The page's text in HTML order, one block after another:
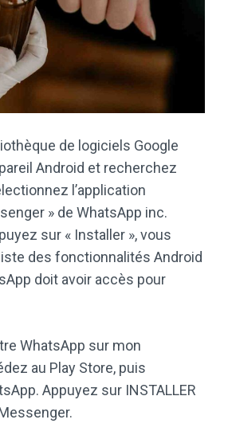
de logiciels Google
Android et recherchez
l’application
» de WhatsApp inc.
sur « Installer », vous
des fonctionnalités Android
doit avoir accès pour
WhatsApp sur mon
au Play Store, puis
Appuyez sur INSTALLER